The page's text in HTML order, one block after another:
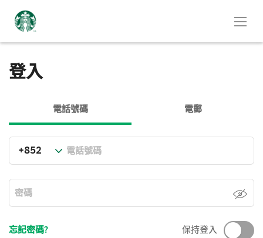
登入
電話號碼 電郵
忘記密碼? 保持登入